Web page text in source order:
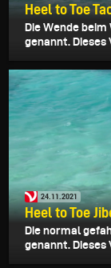
Heel to Toe
Die Wende
genannt. Dieses
24.11.2021
Heel to Toe
Die normal
genannt.